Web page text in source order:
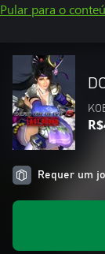
Pular para o
Requer um